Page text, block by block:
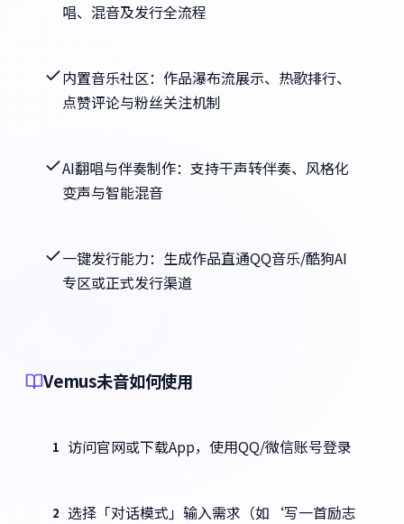
唱、混音及发行全流程
内置音乐社区：作品瀑布流展示、热歌排行、
点赞评论与粉丝关注机制
AI翻唱与伴奏制作：支持干声转伴奏、风格化
变声与智能混音
一键发行能力：生成作品直通QQ音乐/酷狗AI
专区或正式发行渠道
Vemus未音如何使用
1 访问官网或下载App，使用QQ/微信账号登录
2 选择「对话模式」输入需求（如‘写一首励志